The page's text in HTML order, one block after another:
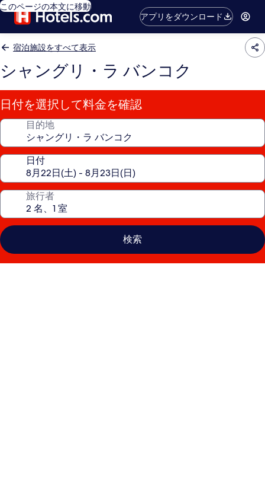
このページの本文に移動
アプリをダウンロード
宿泊施設をすべて表示
シャングリ・ラ バンコク
日付を選択して料金を確認
目的地
日付
旅行者
検索